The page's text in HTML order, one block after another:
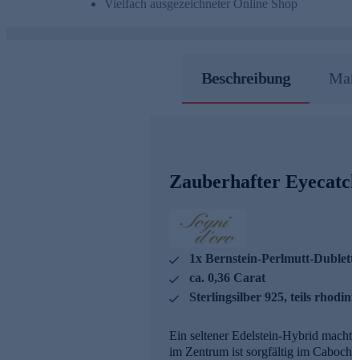
Vielfach ausgezeichneter Online Shop
Beschreibung
Zauberhafter
1x Bernstein-Perlmutt-
ca. 0,36 Carat
Sterlingsilber 925, teils
Ein seltener Edelstein-Hybrid
im Zentrum ist sorgfältig im